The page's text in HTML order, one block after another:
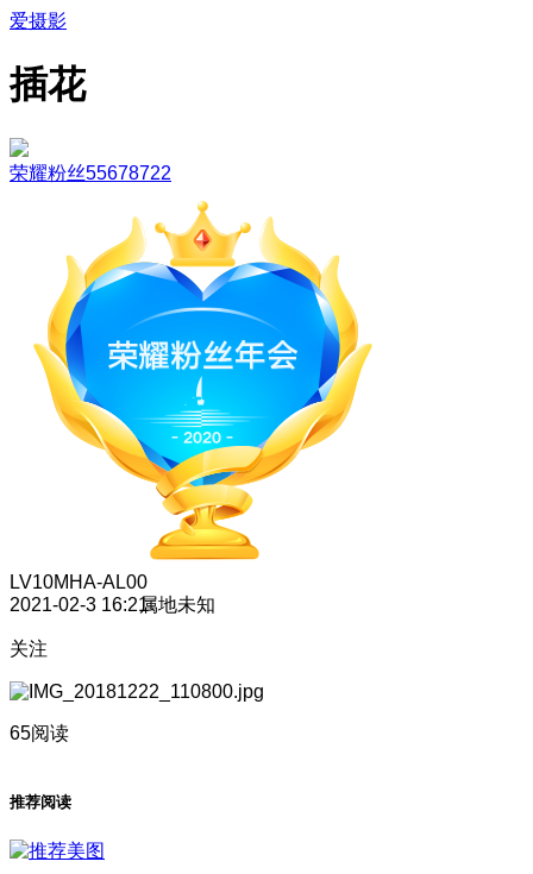
爱摄影
插花
荣耀粉丝55678722
LV10MHA-AL00
2021-02-3 16:21属地未知
关注
65阅读
推荐阅读